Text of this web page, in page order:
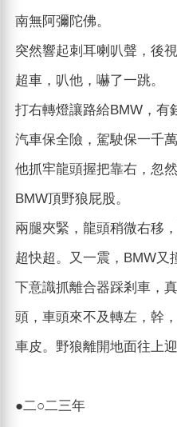
南無阿彌陀佛。
突然響起刺耳喇叭聲，後
超車，叭他，嚇了一跳。
打右轉燈讓路給BMW，有
汽車保全險，駕駛保一千
他抓牢龍頭握把靠右，忽
BMW頂野狼屁股。
兩腿夾緊，龍頭稍微右移
超快超。又一震，BMW又
下意識抓離合器踩剎車，
頭，車頭來不及轉左，幹
車皮。野狼離開地面往上
●二○二三年